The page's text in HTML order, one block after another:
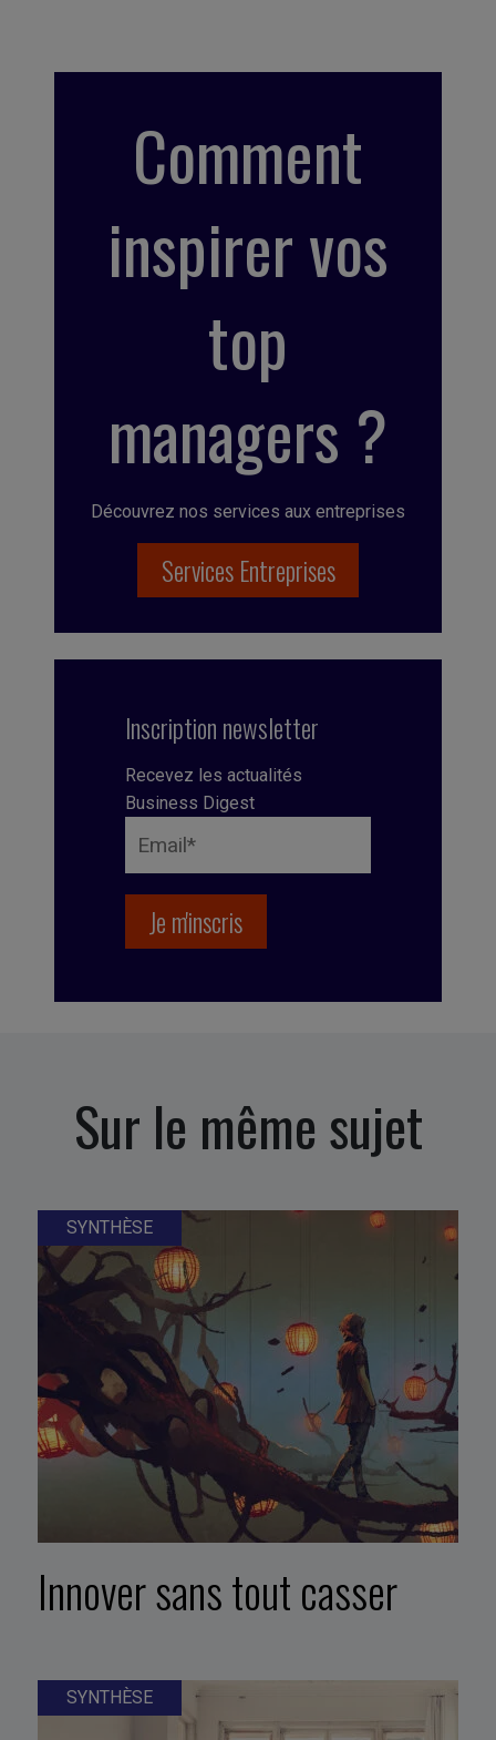
Comment
inspirer vos
top
managers ?
Découvrez nos services aux entreprises
Services Entreprises
Inscription newsletter
Recevez les actualités
Business Digest
Sur le même sujet
SYNTHÈSE
Innover sans tout casser
SYNTHÈSE